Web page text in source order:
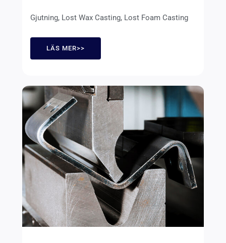
Gjutning, Lost Wax Casting, Lost Foam Casting
LÄS MER>>